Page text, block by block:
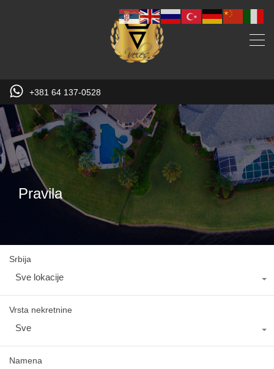
+381 64 137-0528
Pravila
Srbija
Sve lokacije
Vrsta nekretnine
Sve
Namena